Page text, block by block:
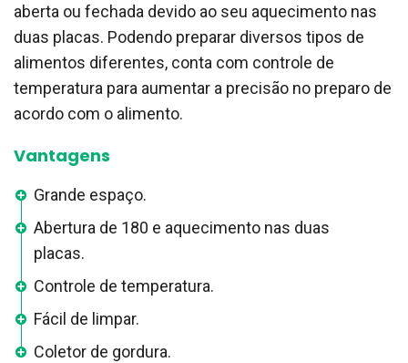
aberta ou fechada devido ao seu aquecimento nas
duas placas. Podendo preparar diversos tipos de
alimentos diferentes, conta com controle de
temperatura para aumentar a precisão no preparo de
acordo com o alimento.
Vantagens
Grande espaço.
Abertura de 180 e aquecimento nas duas
placas.
Controle de temperatura.
Fácil de limpar.
Coletor de gordura.